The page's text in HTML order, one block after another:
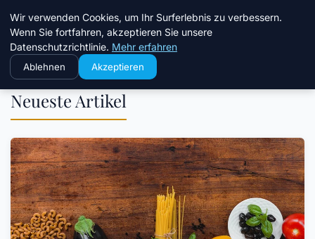
Chinavisum24
Neueste Artikel
Wir verwenden Cookies, um Ihr Surferlebnis zu verbessern.
Wenn Sie fortfahren, akzeptieren Sie unsere
Datenschutzrichtlinie. Mehr erfahren
Ablehnen Akzeptieren